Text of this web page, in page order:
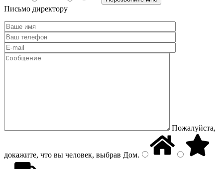
Письмо директору
Пожалуйста,
докажите, что вы человек, выбрав Дом.